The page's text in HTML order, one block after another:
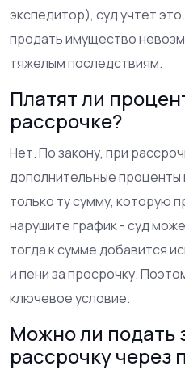
экспедитор), суд учтет
продать имущество
тяжелым последствиям.
Платят ли
рассрочке?
Нет. По закону, при
дополнительные проценты
только ту сумму, которую
нарушите график - суд
тогда к сумме добавится
и пени за просрочку.
ключевое условие.
Можно ли подать
рассрочку через